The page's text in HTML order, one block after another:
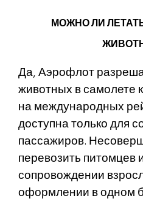
МОЖНО ЛИ
Да, Аэрофлот
животных в самолете
на международных
доступна только для
пассажиров.
перевозить питомцев
сопровождении
оформлении в одном